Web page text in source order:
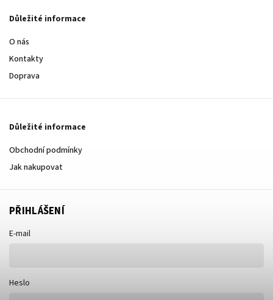
Důležité informace
O nás
Kontakty
Doprava
Důležité informace
Obchodní podmínky
Jak nakupovat
PŘIHLÁŠENÍ
E-mail
Heslo